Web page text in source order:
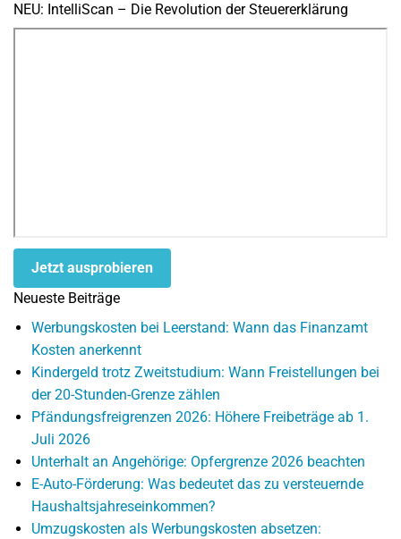
NEU: IntelliScan – Die Revolution der Steuererklärung
Jetzt ausprobieren
Neueste Beiträge
Werbungskosten bei Leerstand: Wann das Finanzamt
Kosten anerkennt
Kindergeld trotz Zweitstudium: Wann Freistellungen bei
der 20-Stunden-Grenze zählen
Pfändungsfreigrenzen 2026: Höhere Freibeträge ab 1.
Juli 2026
Unterhalt an Angehörige: Opfergrenze 2026 beachten
E-Auto-Förderung: Was bedeutet das zu versteuernde
Haushaltsjahreseinkommen?
Umzugskosten als Werbungskosten absetzen: